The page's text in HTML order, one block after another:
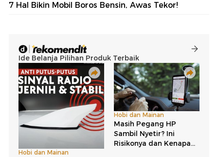
7 Hal Bikin Mobil Boros Bensin, Awas Tekor!